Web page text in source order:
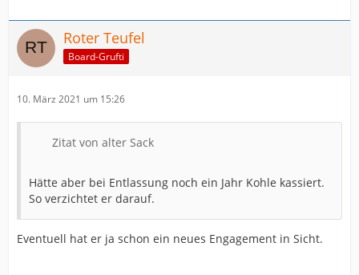
Roter Teufel
Board-Grufti
10. März 2021 um 15:26
Zitat von alter Sack
Hätte aber bei Entlassung noch ein Jahr Kohle kassiert.
So verzichtet er darauf.
Eventuell hat er ja schon ein neues Engagement in Sicht.